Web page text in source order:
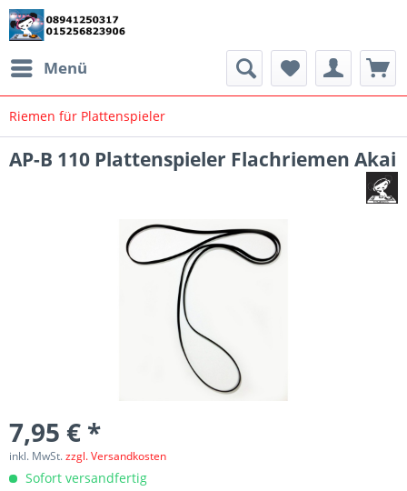
Menü
Riemen für Plattenspieler
AP-B 110 Plattenspieler Flachriemen Akai
7,95 € *
inkl. MwSt.zzgl. Versandkosten
Sofort versandfertig